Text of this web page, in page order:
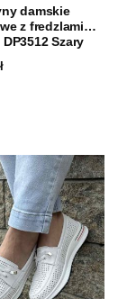
damskie
z fredzlami
Szary